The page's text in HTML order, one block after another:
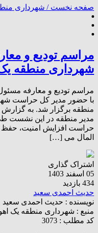
صفحه نخست / شهرداری
مراسم تودیع و
شهرداری منطقه
مراسم تودیع و معارفه
با حضور مدیر کل حراست
منطقه برگزار شد. به گزارش
مدیر منطقه در این نشست
حراست افزایش امنیت، حفظ
المال می […]
اشتراک گذاری
05 اسفند 1403
434 بازدید
حدیث احمدی سعید
نویسنده : حدیث احمدی سعید
منبع : شهرداری منطقه یک
کد مطلب : 3073